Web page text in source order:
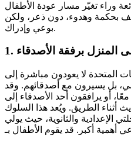
وراء تغيّر مسار عودة الأطفال
بحكمة وهدوء، دون ذعر، ولكن
بوعي وإدراك.
1. المنزل برفقة الأصدقاء
المتحدة لا يعودون مباشرة إلى
بل يسيرون مع أصدقائهم. وقد
أو يرافقون أحد الأصدقاء إلى
أثناء الطريق. ويُعد هذا السلوك
والثانوية، حيث يولي